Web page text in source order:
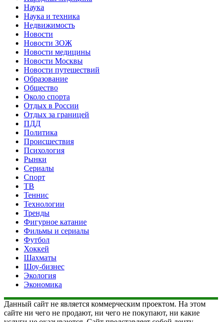
Наука
Наука и техника
Недвижимость
Новости
Новости ЗОЖ
Новости медицины
Новости Москвы
Новости путешествий
Образование
Общество
Около спорта
Отдых в России
Отдых за границей
ПДД
Политика
Происшествия
Психология
Рынки
Сериалы
Спорт
ТВ
Теннис
Технологии
Тренды
Фигурное катание
Фильмы и сериалы
Футбол
Хоккей
Шахматы
Шоу-бизнес
Экология
Экономика
Данный сайт не является коммерческим проектом. На этом
сайте ни чего не продают, ни чего не покупают, ни какие